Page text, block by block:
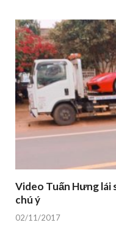
Video Tuấn Hưng lái
chú ý
02/11/2017